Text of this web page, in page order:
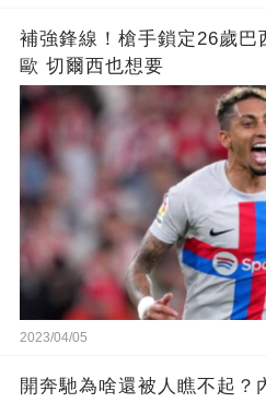
補強鋒線！槍手鎖定26歲
歐 切爾西也想要
2023/04/05
開奔馳為啥還被人瞧不起？